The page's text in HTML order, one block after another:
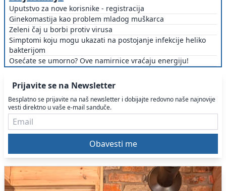
Uputstvo za nove korisnike - registracija
Ginekomastija kao problem mladog muškarca
Zeleni čaj u borbi protiv virusa
Simptomi koju mogu ukazati na postojanje infekcije heliko
bakterijom
Osećate se umorno? Ove namirnice vraćaju energiju!
Prijavite se na Newsletter
Besplatno se prijavite na naš newsletter i dobijajte redovno naše najnovije
vesti direktno u vaše e-mail sanduče.